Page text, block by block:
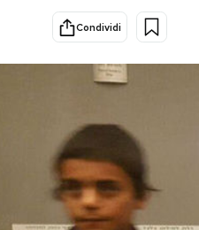
Ok Boomer!
Europa
Condividi